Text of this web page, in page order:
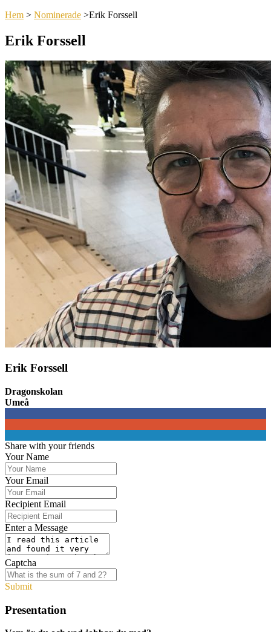
Hem > Nominerade >Erik Forssell
Erik Forssell
Erik Forssell
Dragonskolan
Umeå
Share with your friends
Your Name
Your Email
Recipient Email
Enter a Message
Captcha
Submit
Presentation